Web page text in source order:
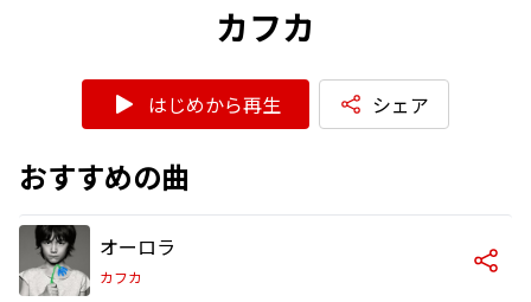
カフカ
はじめから再生 シェア
おすすめの曲
オーロラ
カフカ